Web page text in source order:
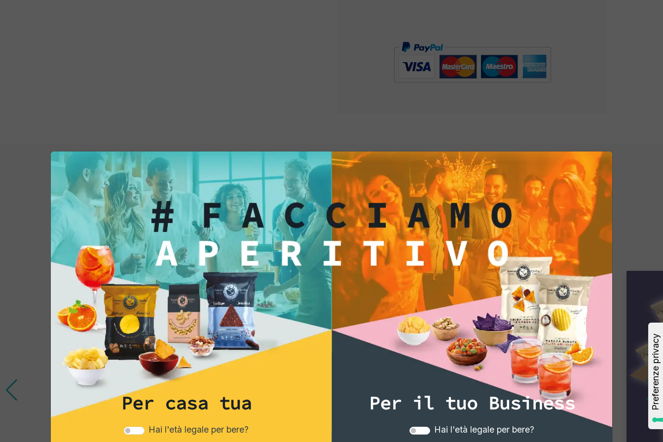
accattivante al tuo tavolo, rendendo l'
un'esperienza ancora più speciale.Insieme alle persone
che ami, immergiti in questo momento di relax,
condividendo storie e risate mentre gustate le
Tortilla
ponte tra tradizione e innovazione, un'opportunità per
vivere un aperitivo italiano indimenticabile, dove
gusto
e colori si fondono per celebrare il piacere di stare
insieme. Goditi subito questa delizia!
Potrebbe interessarti anche...
Per casa tua
Hai l'età legale per bere?
Per il tuo Business
Hai l'età legale per bere?